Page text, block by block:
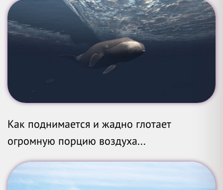
Как поднимается и жадно глотает
огромную порцию воздуха...